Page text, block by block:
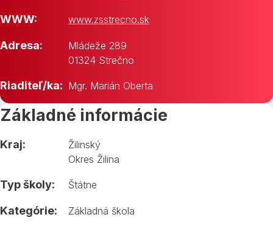
WWW: www.zsstrecno.sk
Adresa:
Mládeže 289
01324 Strečno
Riaditeľ/ka: Mgr. Marián Oberta
Základné informácie
Kraj:
Žilinský
Okres Žilina
Typ školy: Štátne
Kategórie: Základná škola